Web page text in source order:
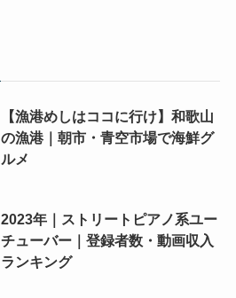
【漁港めしはココに行け】和歌山
の漁港｜朝市・青空市場で海鮮グ
ルメ
2023年｜ストリートピアノ系ユー
チューバー｜登録者数・動画収入
ランキング